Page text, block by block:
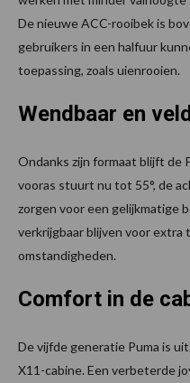
De nieuwe ACC-rooibek is
gebruikers in een halfuur
toepassing, zoals uienrooien.
Wendbaar en
Ondanks zijn formaat blijft de
vooras stuurt nu tot 55°, de
zorgen voor een gelijkmatige
verkrijgbaar blijven voor extra
omstandigheden.
Comfort in de
De vijfde generatie Puma is
X11-cabine. Een verbeterde